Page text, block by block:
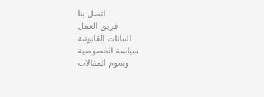
اتصل بنا
فريق العمل
البيانات القانونية
سياسة الخصوصية
وسوم المقالات